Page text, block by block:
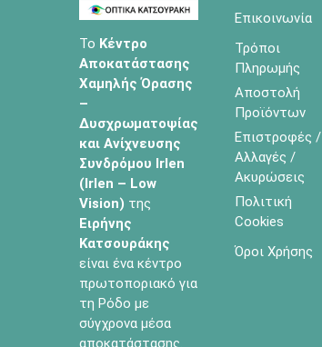
Το Κέντρο
Αποκατάστασης
Χαμηλής Όρασης
–
Δυσχρωματοψίας
και Ανίχνευσης
Συνδρόμου Irlen
(Irlen – Low
Vision) της
Ειρήνης
Κατσουράκης
είναι ένα κέντρο
πρωτοποριακό για
τη Ρόδο με
σύγχρονα μέσα
αποκατάστασης.
Επικοινωνία
Τρόποι
Πληρωμής
Αποστολή
Προϊόντων
Επιστροφές /
Αλλαγές /
Ακυρώσεις
Πολιτική
Cookies
Όροι Χρήσης